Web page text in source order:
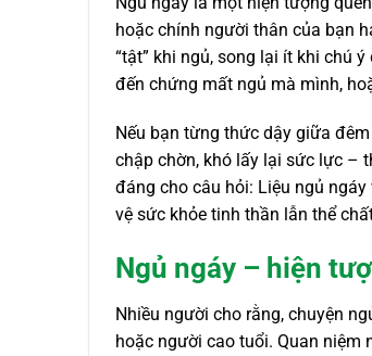
hoặc chính người thân của bạn
“tật” khi ngủ, song lại ít khi chú
đến chứng mất ngủ mà mình,
Nếu bạn từng thức dậy giữa
chập chờn, khó lấy lại sức lực –
đáng cho câu hỏi: Liệu ngủ
vệ sức khỏe tinh thần lẫn thể
Ngủ ngáy – hiện
Nhiều người cho rằng, chuyện
hoặc người cao tuổi. Quan niệm